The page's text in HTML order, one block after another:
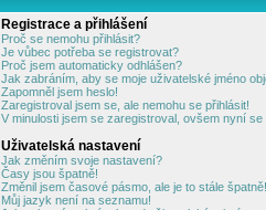
Registrace a přihlášení
Proč se nemohu přihlásit?
Je vůbec potřeba se registrovat?
Proč jsem automaticky odhlášen?
Jak zabráním, aby se moje uživatelské jméno
Zapomněl jsem heslo!
Zaregistroval jsem se, ale nemohu se přihlásit!
V minulosti jsem se zaregistroval, ovšem nyní se
Uživatelská nastavení
Jak změním svoje nastavení?
Časy jsou špatně!
Změnil jsem časové pásmo, ale je to stále špatně!
Můj jazyk není na seznamu!